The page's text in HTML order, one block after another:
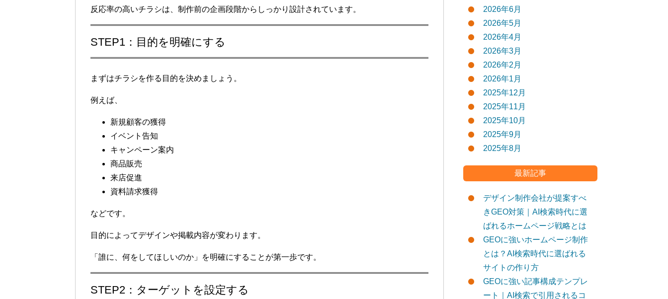
反応率の高いチラシは、制作前の企画段階からしっかり設計されています。
STEP1：目的を明確にする
まずはチラシを作る目的を決めましょう。
例えば、
新規顧客の獲得
イベント告知
キャンペーン案内
商品販売
来店促進
資料請求獲得
などです。
目的によってデザインや掲載内容が変わります。
「誰に、何をしてほしいのか」を明確にすることが第一歩です。
STEP2：ターゲットを設定する
2026年6月
2026年5月
2026年4月
2026年3月
2026年2月
2026年1月
2025年12月
2025年11月
2025年10月
2025年9月
2025年8月
最新記事
デザイン制作会社が提案すべ
きGEO対策｜AI検索時代に選
ばれるホームページ戦略とは
GEOに強いホームページ制作
とは？AI検索時代に選ばれる
サイトの作り方
GEOに強い記事構成テンプレ
ート｜AI検索で引用されるコ